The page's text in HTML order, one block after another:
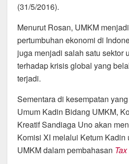
(31/5/2016).
Menurut Rosan, UMKM
pertumbuhan ekonomi di
juga menjadi salah satu sektor
terhadap krisis global yang
terjadi.
Sementara di kesempatan
Umum Kadin Bidang UMKM,
Kreatif Sandiaga Uno akan
Komisi XI melalui Ketum Kadin
UMKM dalam pembahasan